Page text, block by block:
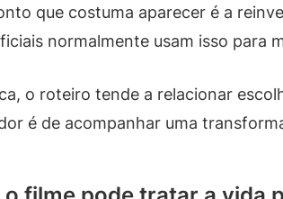
que costuma aparecer é a
normalmente usam isso para
o roteiro tende a relacionar
é de acompanhar uma